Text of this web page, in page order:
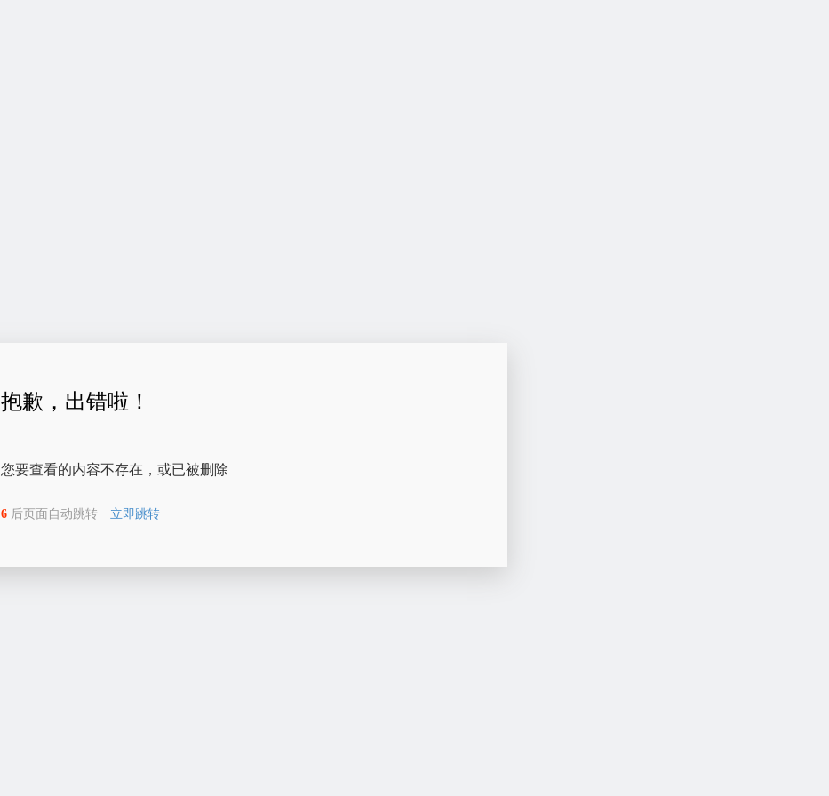
抱歉，出错啦！
您要查看的内容不存在，或已被删除
6 后页面自动跳转 立即跳转